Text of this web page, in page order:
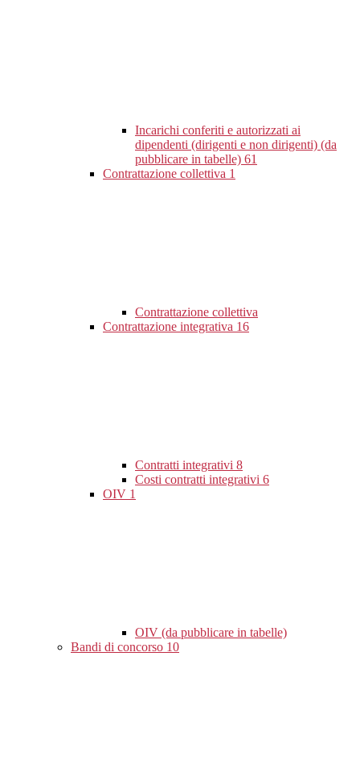
Incarichi conferiti e autorizzati ai
dipendenti (dirigenti e non dirigenti) (da
pubblicare in tabelle) 61
Contrattazione collettiva 1
Contrattazione collettiva
Contrattazione integrativa 16
Contratti integrativi 8
Costi contratti integrativi 6
OIV 1
OIV (da pubblicare in tabelle)
Bandi di concorso 10